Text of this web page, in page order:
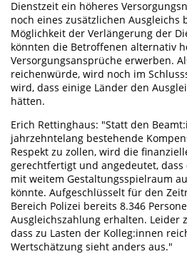
Dienstzeit ein höheres
noch eines zusätzlichen Ausgleichs
Möglichkeit der Verlängerung der
könnten die Betroffenen alternativ
Versorgungsansprüche erwerben.
reichenwürde, wird noch im
wird, dass einige Länder den
hätten.
Erich Rettinghaus: "Statt den
jahrzehntelang bestehende
Respekt zu zollen, wird die
gerechtfertigt und angedeutet,
mit weitem Gestaltungsspielraum
könnte. Aufgeschlüsselt für den
Bereich Polizei bereits 8.346
Ausgleichszahlung erhalten. Leider
dass zu Lasten der Kolleg:innen
Wertschätzung sieht anders aus."